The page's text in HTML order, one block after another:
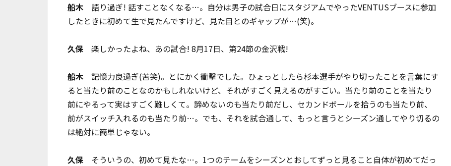
船木 語り過ぎ! 話すことなくなる…。自分は男子の試合日にスタジアムでやったVENTUSブースに参加
したときに初めて生で見たんですけど、見た目とのギャップが…(笑)。
久保 楽しかったよね、あの試合! 8月17日、第24節の金沢戦!
船木 記憶力良過ぎ(苦笑)。とにかく衝撃でした。ひょっとしたら杉本選手がやり切ったことを言葉にす
ると当たり前のことなのかもしれないけど、それがすごく見えるのがすごい。当たり前のことを当たり
前にやるって実はすごく難しくて。諦めないのも当たり前だし、セカンドボールを拾うのも当たり前、
前がスイッチ入れるのも当たり前…。でも、それを試合通して、もっと言うとシーズン通してやり切るの
は絶対に簡単じゃない。
久保 そういうの、初めて見たな…。1つのチームをシーズンとおしてずっと見ること自体が初めてだっ